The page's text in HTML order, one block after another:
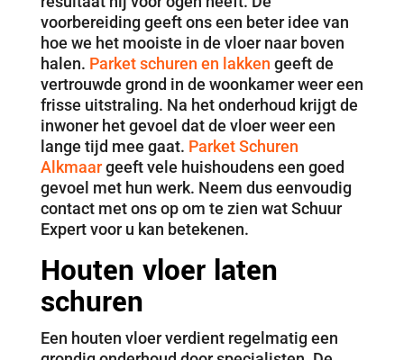
voorbereiding geeft ons een beter idee van
hoe we het mooiste in de vloer naar boven
halen. Parket schuren en lakken geeft de
vertrouwde grond in de woonkamer weer een
frisse uitstraling. Na het onderhoud krijgt de
inwoner het gevoel dat de vloer weer een
lange tijd mee gaat. Parket Schuren
Alkmaargeeft vele huishoudens een goed
gevoel met hun werk. Neem dus eenvoudig
contact met ons op om te zien wat Schuur
Expert voor u kan betekenen.
Houten vloer laten
schuren
Een houten vloer verdient regelmatig een